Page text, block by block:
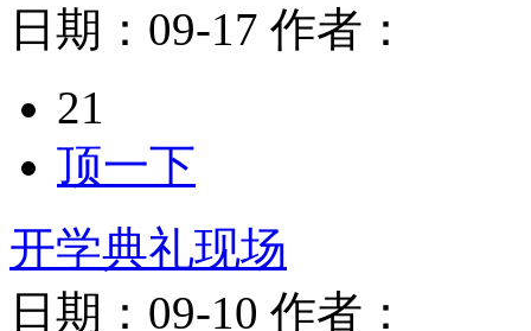
日期： 09-17 作者：
21
顶一下
开学典礼现场
日期： 09-10 作者：